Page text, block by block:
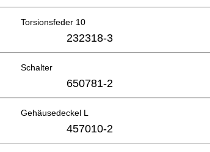
Torsionsfeder 10
232318-3
Schalter
650781-2
Gehäusedeckel L
457010-2